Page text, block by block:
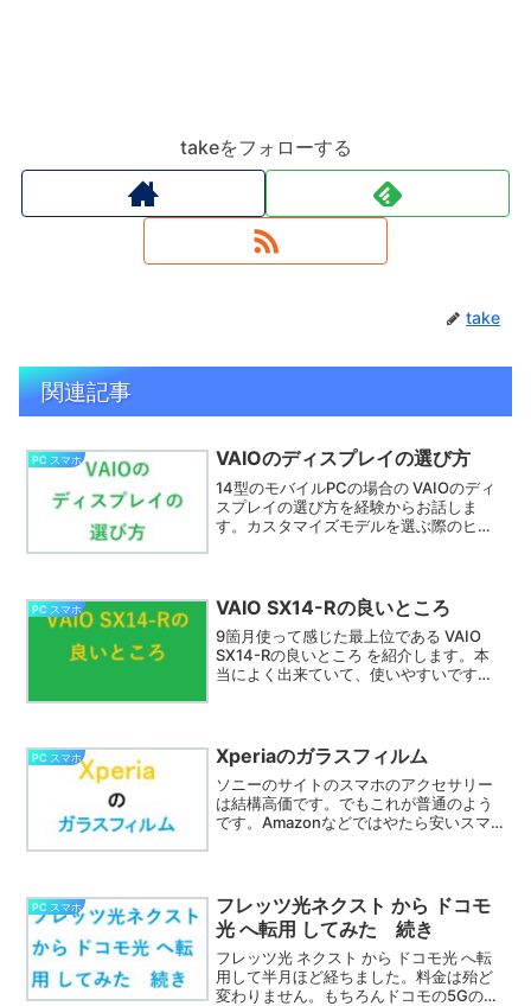
takeをフォローする
take
関連記事
PC スマホ VAIOのディスプレイの選び方
14型のモバイルPCの場合の VAIOのディ
スプレイの選び方を経験からお話しま
す。カスタマイズモデルを選ぶ際のヒン
PC スマホ VAIO SX14-Rの良いところ
9箇月使って感じた最上位である VAIO
SX14-Rの良いところ を紹介します。本
当によく出来ていて、使いやすいです。
PC スマホ Xperiaのガラスフィルム
ソニーのサイトのスマホのアクセサリー
は結構高価です。でもこれが普通のよう
です。Amazonなどではやたら安いスマ
てみました。
PC スマホ
フレッツ光ネクスト から ドコモ
光 へ転用 してみた 続き
フレッツ光 ネクスト から ドコモ光 へ転
用して半月ほど経ちました。料金は殆ど
変わりません。もちろんドコモの5Gのス